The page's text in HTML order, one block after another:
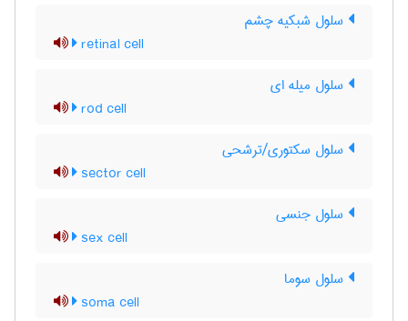
سلول شبکیه چشم
retinal cell
سلول میله ای
rod cell
سلول سکتوری/ترشحی
sector cell
سلول جنسی
sex cell
سلول سوما
soma cell